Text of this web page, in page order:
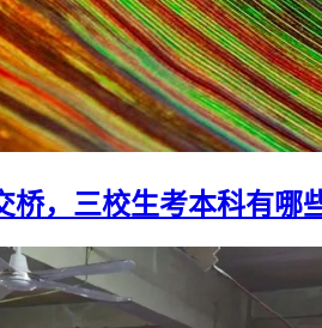
桥，三校生考本科有哪